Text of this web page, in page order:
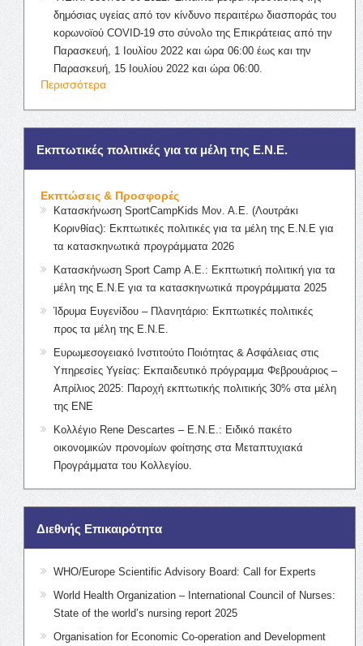
δημόσιας υγείας από τον κίνδυνο περαιτέρω διασποράς του
κορωνοϊού COVID-19 στο σύνολο της Επικράτειας από την
Παρασκευή, 1 Ιουλίου 2022 και ώρα 06:00 έως και την
Παρασκευή, 15 Ιουλίου 2022 και ώρα 06:00.
Περισσότερα
Εκπτωτικές πολιτικές για τα μέλη της Ε.Ν.Ε.
Εκπτώσεις & Προσφορές
Κατασκήνωση SportCampKids Μον. Α.Ε. (Λουτράκι
Κορινθίας): Εκπτωτικές πολιτικές για τα μέλη της Ε.Ν.Ε για
τα κατασκηνωτικά προγράμματα 2026
Κατασκήνωση Sport Camp Α.Ε.: Εκπτωτική πολιτική για τα
μέλη της Ε.Ν.Ε για τα κατασκηνωτικά προγράμματα 2025
Ίδρυμα Ευγενίδου – Πλανητάριο: Εκπτωτικές πολιτικές
προς τα μέλη της Ε.Ν.Ε.
Ευρωμεσογειακό Ινστιτούτο Ποιότητας & Ασφάλειας στις
Υπηρεσίες Υγείας: Εκπαιδευτικό πρόγραμμα Φεβρουάριος –
Απρίλιος 2025: Παροχή εκπτωτικής πολιτικής 30% στα μέλη
της ΕΝΕ
Κολλέγιο Rene Descartes – Ε.Ν.Ε.: Ειδικό πακέτο
οικονομικών προνομίων φοίτησης στα Μεταπτυχιακά
Προγράμματα του Κολλεγίου.
Διεθνής Επικαιρότητα
WHO/Europe Scientific Advisory Board: Call for Experts
World Health Organization – International Council of Nurses:
State of the world’s nursing report 2025
Organisation for Economic Co-operation and Development